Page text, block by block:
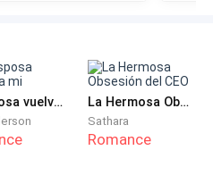
si, un . Pues tenía que
trabajando en la
habitual de CEO del
hacer un millón de Euros
arrojo suficiente y la
para eso había
Ex esposa vuelve a mi La Hermosa Obsesión del CEO
Sathara
Romance